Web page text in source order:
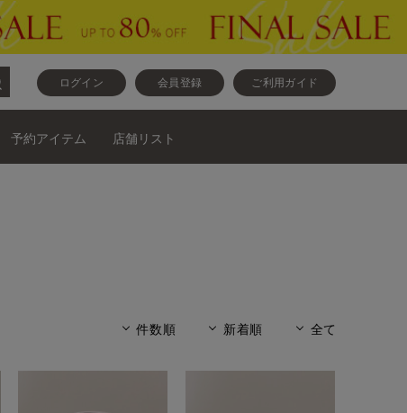
ログイン 会員登録 ご利用ガイド
予約アイテム 店舗リスト
件数順 新着順 全て